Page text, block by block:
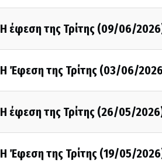
Η έφεση της Τρίτης (09/06/
Η Έφεση της Τρίτης (03/06/
Η έφεση της Τρίτης (26/05/
Η Έφεση της Τρίτης (19/05/